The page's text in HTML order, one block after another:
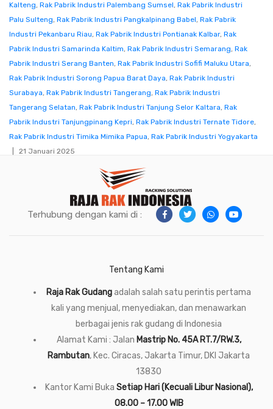
Kalteng, Rak Pabrik Industri Palembang Sumsel, Rak Pabrik Industri
Palu Sulteng, Rak Pabrik Industri Pangkalpinang Babel, Rak Pabrik
Industri Pekanbaru Riau, Rak Pabrik Industri Pontianak Kalbar, Rak
Pabrik Industri Samarinda Kaltim, Rak Pabrik Industri Semarang, Rak
Pabrik Industri Serang Banten, Rak Pabrik Industri Sofifi Maluku Utara,
Rak Pabrik Industri Sorong Papua Barat Daya, Rak Pabrik Industri
Surabaya, Rak Pabrik Industri Tangerang, Rak Pabrik Industri
Tangerang Selatan, Rak Pabrik Industri Tanjung Selor Kaltara, Rak
Pabrik Industri Tanjungpinang Kepri, Rak Pabrik Industri Ternate Tidore,
Rak Pabrik Industri Timika Mimika Papua, Rak Pabrik Industri Yogyakarta
21 Januari 2025
Terhubung dengan kami di :
Tentang Kami
Raja Rak Gudangadalah salah satu perintis pertama
kali yang menjual, menyediakan, dan menawarkan
berbagai jenis rak gudang di Indonesia
Alamat Kami : Jalan Mastrip No. 45A RT.7/RW.3,
Rambutan, Kec. Ciracas, Jakarta Timur, DKI Jakarta
13830
Kantor Kami Buka Setiap Hari (Kecuali Libur Nasional),
08.00 – 17.00 WIB